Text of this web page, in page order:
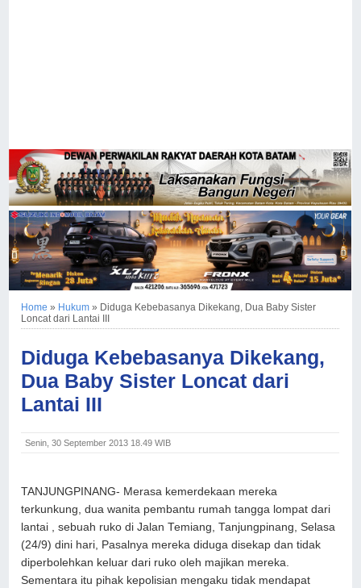
Home » Hukum » Diduga Kebebasanya Dikekang, Dua Baby Sister
Loncat dari Lantai III
Diduga Kebebasanya Dikekang,
Dua Baby Sister Loncat dari
Lantai III
Senin, 30 September 2013 18.49 WIB
TANJUNGPINANG- Merasa kemerdekaan mereka
terkunkung, dua wanita pembantu rumah tangga lompat dari
lantai , sebuah ruko di Jalan Temiang, Tanjungpinang, Selasa
(24/9) dini hari, Pasalnya mereka diduga disekap dan tidak
diperbolehkan keluar dari ruko oleh majikan mereka.
Sementara itu pihak kepolisian mengaku tidak mendapat